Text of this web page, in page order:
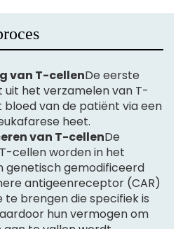
van T-cellenDe eerste
het verzamelen van T-
bloed van de patiënt via een
heet.
van T-cellenDe
cellen worden in het
genetisch gemodificeerd
antigeenreceptor (CAR)
te brengen die specifiek is
hun vermogen om